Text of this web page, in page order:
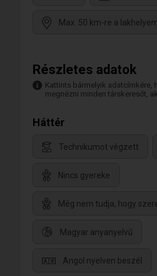
Max. 50 km-re a
Részletes adatok
Kattints bármelyik adatcímkére,
megnézni minden társkeresőt,
Háttér
Technikumot végzett
Nincs gyereke
Még nem tudja, hogy
Magyar anyanyelvű
Angol nyelven beszél